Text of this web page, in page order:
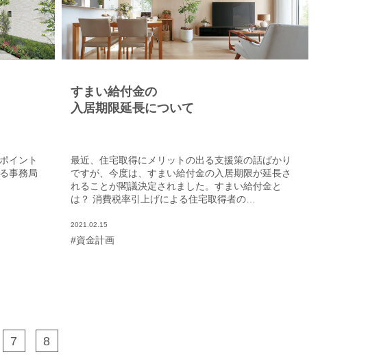
イント
事務局
すまい給付金の
入居期限延長について
最近、住宅取得にメリットの出る支援策の話ばかり
ですが、今度は、すまい給付金の入居期限が延長さ
れることが閣議決定されました。すまい給付金と
は？ 消費税率引上げによる住宅取得者の…
2021.02.15
#資金計画
7 8